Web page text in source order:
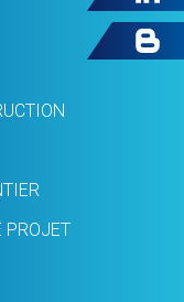
PROJET